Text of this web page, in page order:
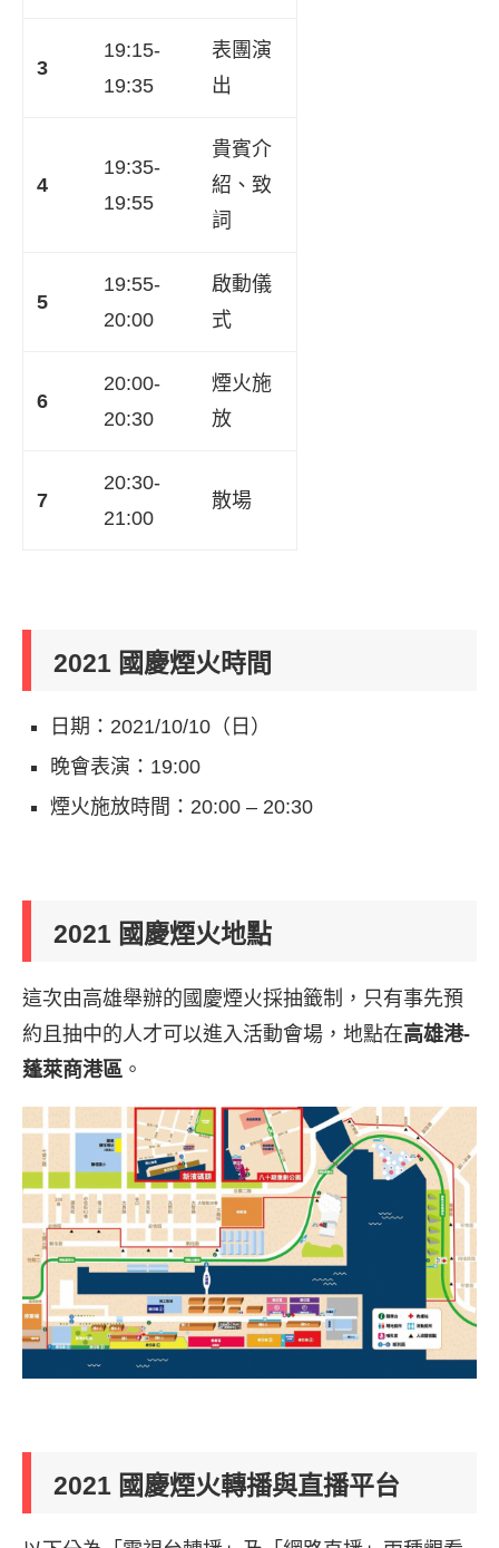
3
19:15-
19:35
表團演
出
4
19:35-
19:55
貴賓介
紹、致
詞
5
19:55-
20:00
啟動儀
式
6
20:00-
20:30
煙火施
放
7
20:30-
21:00
散場
2021 國慶煙火時間
日期：2021/10/10（日）
晚會表演：19:00
煙火施放時間：20:00 – 20:30
2021 國慶煙火地點
這次由高雄舉辦的國慶煙火採抽籤制，只有事先預
約且抽中的人才可以進入活動會場，地點在高雄港-
蓬萊商港區 。
2021 國慶煙火轉播與直播平台